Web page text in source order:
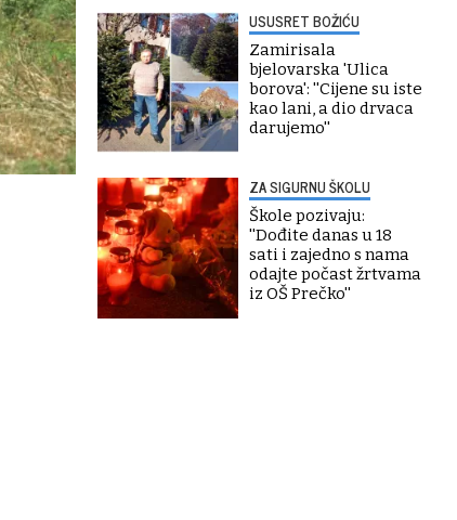
USUSRET BOŽIĆU
Zamirisala
bjelovarska 'Ulica
borova': ''Cijene su iste
kao lani, a dio drvaca
darujemo''
ZA SIGURNU ŠKOLU
Škole pozivaju:
''Dođite danas u 18
sati i zajedno s nama
odajte počast žrtvama
iz OŠ Prečko''